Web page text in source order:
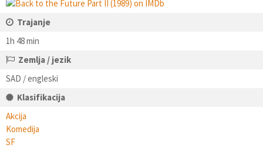
Trajanje
1h 48 min
Zemlja / jezik
SAD / engleski
Klasifikacija
Akcija
Komedija
SF